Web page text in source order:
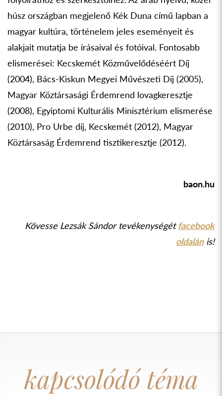
húsz országban megjelenő Kék Duna című lapban a
magyar kultúra, történelem jeles eseményeit és
alakjait mutatja be írásaival és fotóival. Fontosabb
elismerései: Kecskemét Közművelődéséért Díj
(2004), Bács-Kiskun Megyei Művészeti Díj (2005),
Magyar Köztársasági Érdemrend lovagkeresztje
(2008), Egyiptomi Kulturális Minisztérium elismerése
(2010), Pro Urbe díj, Kecskemét (2012), Magyar
Köztársaság Érdemrend tisztikeresztje (2012).
baon.hu
Kövesse Lezsák Sándor tevékenységétfacebook
oldalánis!
kapcsolódó téma